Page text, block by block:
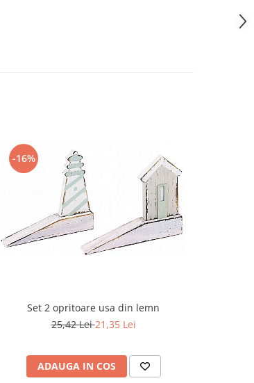
-16%
Set 2 opritoare usa din lemn
25,42 Lei21,35 Lei
ADAUGA IN COS